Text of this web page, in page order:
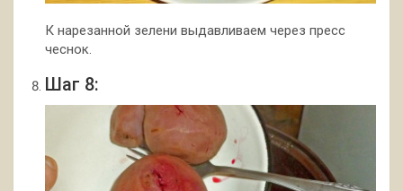
К нарезанной зелени выдавливаем через пресс
чеснок.
Шаг 8: